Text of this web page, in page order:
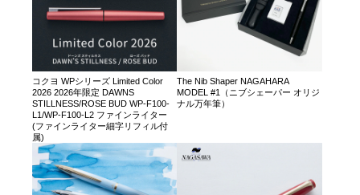
コクヨ WPシリーズ Limited Color
2026 2026年限定 DAWNS
STILLNESS/ROSE BUD WP-F100-
L1/WP-F100-L2 ファインライター
(ファインライター細字リフィル付
属)
The Nib Shaper NAGAHARA
MODEL #1（ニブシェーパー オリジ
ナル万年筆）